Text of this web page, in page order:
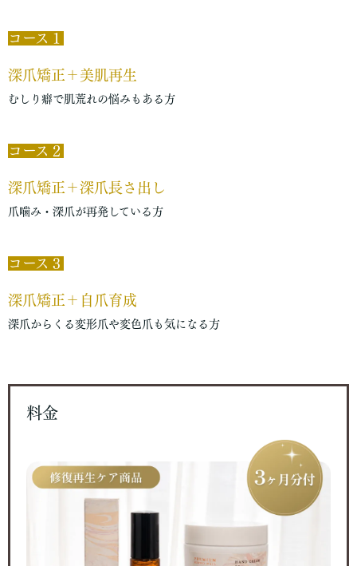
コース１
深爪矯正＋美肌再生
むしり癖で肌荒れの悩みもある方
コース２
深爪矯正＋深爪長さ出し
爪噛み・深爪が再発している方
コース３
深爪矯正＋自爪育成
深爪からくる変形爪や変色爪も気になる方
料金